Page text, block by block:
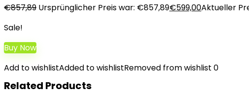
€857,89 Ursprünglicher Preis war: €857,89€599,00Aktueller
Sale!
Buy Now
Add to wishlistAdded to wishlistRemoved from wishlist 0
Related Products